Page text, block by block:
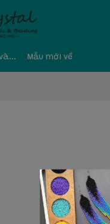
Chia sẻ hướng dẫn và kinh nghiệm Mẫu mới về